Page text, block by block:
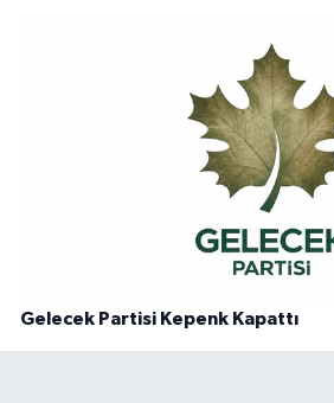
Gelecek Partisi Kepenk Kapattı